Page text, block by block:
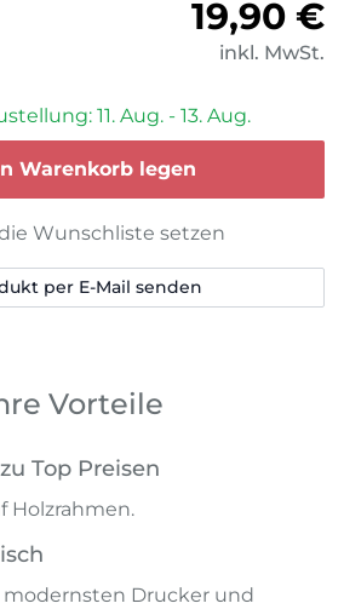
19,90 €
inkl. MwSt.
11. Aug. - 13. Aug.
Warenkorb legen
Wunschliste setzen
per E-Mail senden
Vorteile
Top Preisen
Holzrahmen.
Drucker und